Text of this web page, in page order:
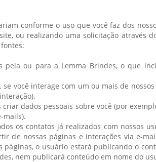
conforme o uso que você faz dos
ou realizando uma solicitação através
pela ou para a Lemma Brindes, o que
você interage com um ou mais de
dados pessoais sobre você (por
mails).
os contatos já realizados com nossos
de nossas páginas e interações via e-
o usuário estará publicando o
nem publicará conteúdo em nome do